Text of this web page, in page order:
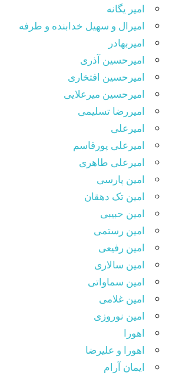
امیر یگانه
امیرال و سهیل خدابنده و طرفه
امیربهادر
امیرحسین آذری
امیرحسین افتخاری
امیرحسین میرعلایی
امیررضا تسلیمی
امیرعلی
امیرعلی پورقاسم
امیرعلی طاهری
امین پارسی
امین تک دهقان
امین حبیبی
امین رستمی
امین رفیعی
امین سالاری
امین سماواتی
امین غلامی
امین نوروزی
اهورا
اهورا و علیرضا
ایمان آرام